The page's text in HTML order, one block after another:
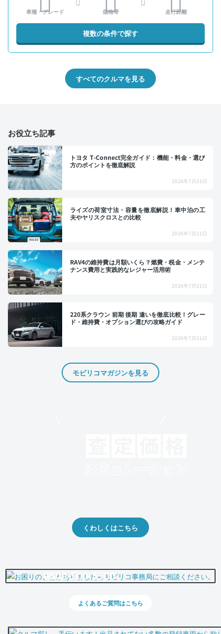
車種・グレード 価格帯 走行距離
複数の条件で探す
すべてのクルマを見る
お役立ち記事
トヨタ T-Connect完全ガイド：機能・料金・選び
方のポイントを徹底解説
2026年7月21日
ライズの荷室寸法・容量を徹底解説！車中泊の工
夫やヤリスクロスとの比較
2026年7月21日
RAV4の維持費は月額いくら？燃費・税金・メンテ
ナンス費用と実践的なレジャー活用術
2026年7月21日
220系クラウン 前期 後期 違いを徹底比較！グレー
ド・維持費・オプション選びの攻略ガイド
2026年7月21日
モビリコマガジンを見る
くわしくはこちら
0800-500-5500
よくあるご質問はこちら